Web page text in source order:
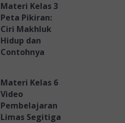
Materi Kelas 3
Peta Pikiran:
Ciri Makhluk
Hidup dan
Contohnya
Materi Kelas 6
Video
Pembelajaran
Limas Segitiga